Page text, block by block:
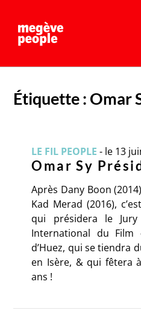
Étiquette : Omar
LE FIL PEOPLE - le 13
Omar Sy
Après Dany Boon
Kad Merad (2016),
qui présidera le
International du Film
d’Huez, qui se tiendra
en Isère, & qui fêtera
ans !